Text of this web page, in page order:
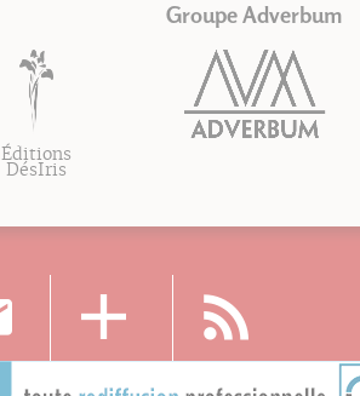
Éditions
DésIris
Groupe Adverbum